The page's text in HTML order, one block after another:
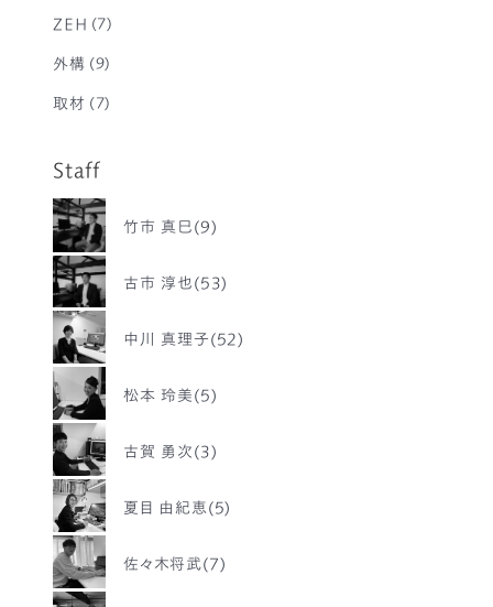
ZEH (7)
外構 (9)
取材 (7)
Staff
竹市 真巳(9)
古市 淳也(53)
中川 真理子(52)
松本 玲美(5)
古賀 勇次(3)
夏目 由紀恵(5)
佐々木将武(7)